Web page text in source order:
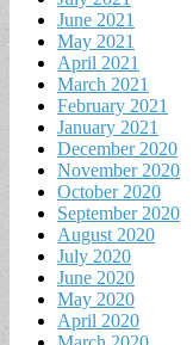
June 2021
May 2021
April 2021
March 2021
February 2021
January 2021
December 2020
November 2020
October 2020
September 2020
August 2020
July 2020
June 2020
May 2020
April 2020